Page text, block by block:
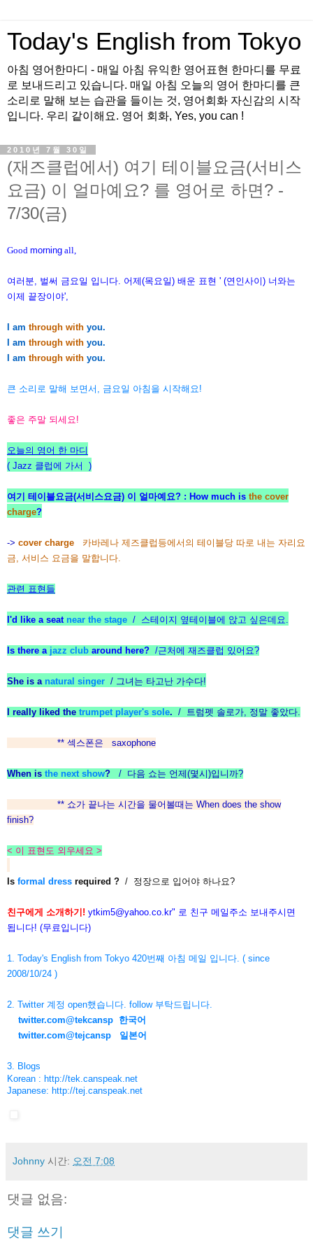
Today's English from Tokyo
아침 영어한마디 - 매일 아침 유익한 영어표현 한마디를 무료
로 보내드리고 있습니다. 매일 아침 오늘의 영어 한마디를 큰
소리로 말해 보는 습관을 들이는 것, 영어회화 자신감의 시작
입니다. 우리 같이해요. 영어 회화, Yes, you can !
2010년 7월 30일
(재즈클럽에서) 여기 테이블요금(서비스
요금) 이 얼마예요? 를 영어로 하면? -
7/30(금)
Good morning all,
여러분, 벌써 금요일 입니다. 어제(목요일) 배운 표현 ' (연인사이) 너와는
이제 끝장이야',
I am through with you.
I am through with you.
I am through with you.
큰 소리로 말해 보면서, 금요일 아침을 시작해요!
좋은 주말 되세요!
오늘의 영어 한 마디
( Jazz 클럽에 가서 )
여기 테이블요금(서비스요금) 이 얼마예요? : How much is the cover
charge?
-> cover charge 카바레나 제즈클럽등에서의 테이블당 따로 내는 자리요
금, 서비스 요금을 말합니다.
관련 표현들
I'd like a seat near the stage / 스테이지 옆테이블에 앉고 싶은데요.
Is there a jazz club around here? /근처에 재즈클럽 있어요?
She is a natural singer / 그녀는 타고난 가수다!
I really liked the trumpet player's sole. / 트럼펫 솔로가, 정말 좋았다.
** 섹스폰은 saxophone
When is the next show? / 다음 쇼는 언제(몇시)입니까?
** 쇼가 끝나는 시간을 물어볼때는 When does the show
finish?
< 이 표현도 외우세요 >
Is formal dress required ? / 정장으로 입어야 하나요?
친구에게 소개하기! ytkim5@yahoo.co.kr" 로 친구 메일주소 보내주시면
됩니다! (무료입니다)
1. Today's English from Tokyo 420번째 아침 메일 입니다. ( since
2008/10/24 )
2. Twitter 계정 open했습니다. follow 부탁드립니다.
twitter.com@tekcansp 한국어
twitter.com@tejcansp 일본어
3. Blogs
Korean : http://tek.canspeak.net
Japanese: http://tej.canspeak.net
Johnny 시간: 오전 7:08
댓글 없음:
댓글 쓰기